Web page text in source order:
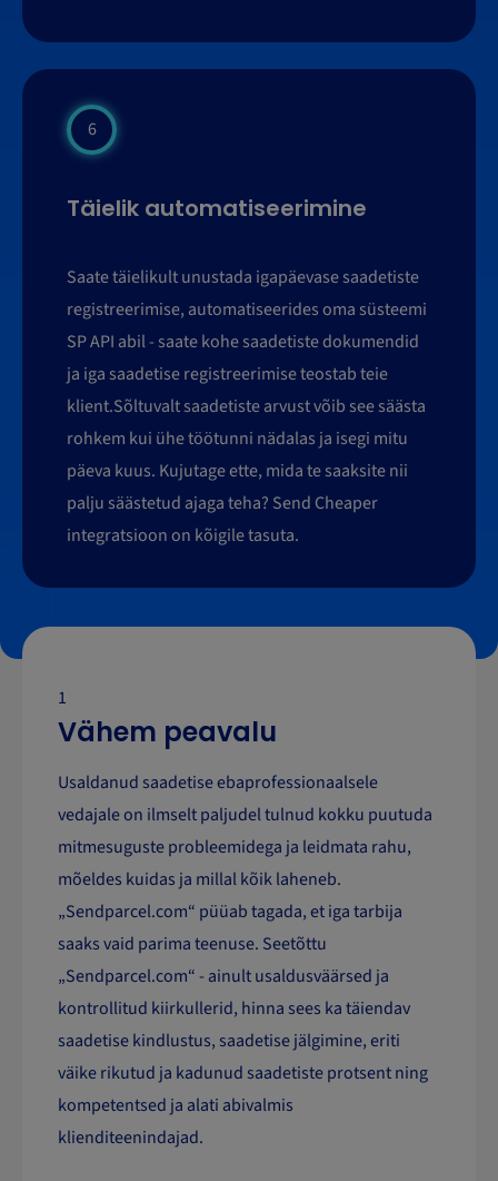
6
Täielik automatiseerimine
Saate täielikult unustada igapäevase saadetiste
registreerimise, automatiseerides oma süsteemi
SP API abil - saate kohe saadetiste dokumendid
ja iga saadetise registreerimise teostab teie
klient.Sõltuvalt saadetiste arvust võib see säästa
rohkem kui ühe töötunni nädalas ja isegi mitu
päeva kuus. Kujutage ette, mida te saaksite nii
palju säästetud ajaga teha? Send Cheaper
integratsioon on kõigile tasuta.
1
Vähem peavalu
Usaldanud saadetise ebaprofessionaalsele
vedajale on ilmselt paljudel tulnud kokku puutuda
mitmesuguste probleemidega ja leidmata rahu,
mõeldes kuidas ja millal kõik laheneb.
„Sendparcel.com“ püüab tagada, et iga tarbija
saaks vaid parima teenuse. Seetõttu
„Sendparcel.com“ - ainult usaldusväärsed ja
kontrollitud kiirkullerid, hinna sees ka täiendav
saadetise kindlustus, saadetise jälgimine, eriti
väike rikutud ja kadunud saadetiste protsent ning
kompetentsed ja alati abivalmis
klienditeenindajad.